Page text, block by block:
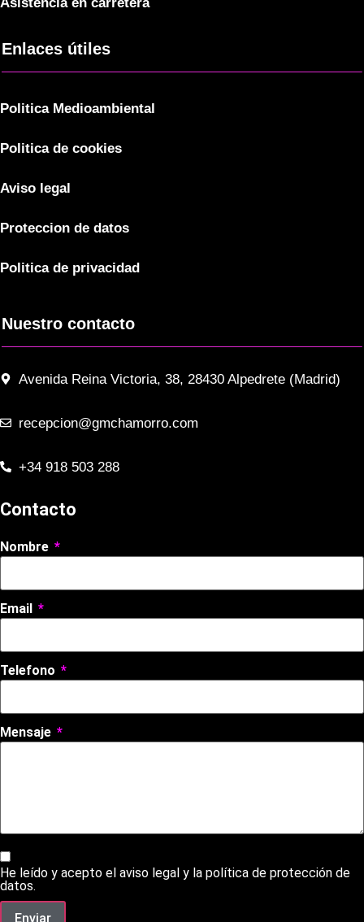
Enlaces útiles
Politica Medioambiental
Politica de cookies
Aviso legal
Proteccion de datos
Politica de privacidad
Nuestro contacto
Avenida Reina Victoria, 38, 28430 Alpedrete (Madrid)
recepcion@gmchamorro.com
+34 918 503 288
Contacto
Nombre
Email
Telefono
Mensaje
He leído y acepto el aviso legal y la política de protección de
datos.
Enviar